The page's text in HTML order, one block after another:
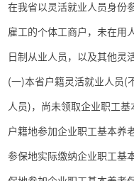
在我省以灵活就业人员身份
雇工的个体工商户，未在用
日制从业人员，以及其他灵
(一)本省户籍灵活就业人员 (
人员 ) ，尚未领取企业职工
户籍地参加企业职工基本养
参保地实际缴纳企业职工基